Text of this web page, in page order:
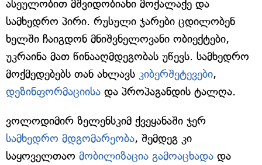
ასეულობით მშვიდობიანი მოქალაქე და
სამხედრო პირი. რუსული ჯარები ცდილობენ
ხელში ჩაიგდონ მნიშვნელოვანი ობიექტები,
უკრაინა მათ წინააღმდეგობას უწევს. სამხედრო
მოქმედებებს თან ახლავს კიბერშეტევები,
დეზინფორმაციისა და პროპაგანდის ტალღა.
ვოლოდიმირ ზელენსკიმ ქვეყანაში ჯერ
სამხედრო მდგომარეობა, შემდეგ კი
საყოველთაო მობილიზაცია გამოაცხადა და